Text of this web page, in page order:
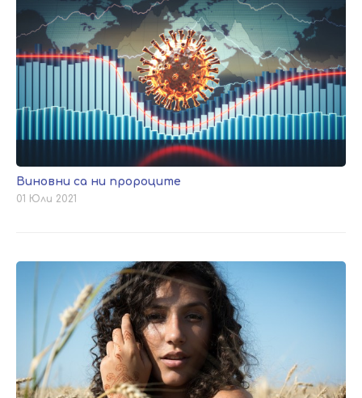
Виновни са ни пророците
01 Юли 2021